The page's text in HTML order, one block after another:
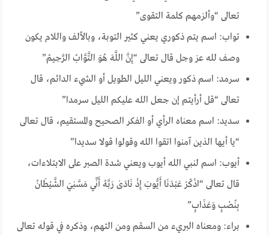
تعالى “وألزمهم كلمة التقوى”
تواب: اسم يتم ذكوري يعني كثير التوبة، وبالألف واللام يكون
وصف لله عز وجل قال تعالى “إِنَّ اللَّهَ هُوَ التَّوَّابُ الرَّحِيمُ”
سرمد: اسم ذكور ويعني الليل الطويل أو الشيء الدائم، قال
تعالى “قل أرأيتم إن جعل الله عليكم الليل سرمدا”
سديد: اسم معناه الرأي أو الفكر الصحيح والمستقيم، قال تعالى
“يا أيها الذين آمنوا اتقوا الله وقولوا قولا سديدا”
أيوب: اسم لنبي الله أيوب ويعني شدة الصبر على الابتلاءات،
قال تعالى “اذْكُرْ عَبْدَنَا أَيُّوبَ إِذْ نَادَىٰ رَبَّهُ أَنِّي مَسَّنِيَ الشَّيْطَانُ
بِنُصْبٍ وَعَذَابٍ”
براء: ومعناه البريء من السقم ومن التهم، وذكره في قوله تعالى